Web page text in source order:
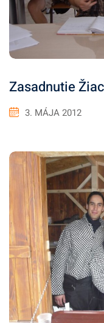
Zasadnutie
3. MÁJA 2012